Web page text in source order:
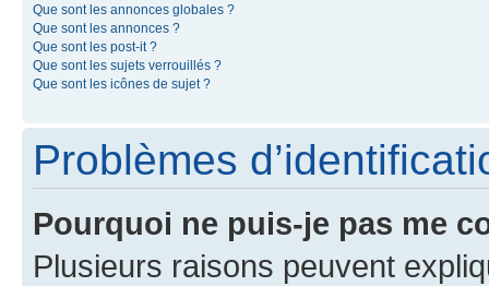
Que sont les annonces globales ?
Que sont les annonces ?
Que sont les post-it ?
Que sont les sujets verrouillés ?
Que sont les icônes de sujet ?
Problèmes
Pourquoi ne puis-je pas me
Plusieurs raisons peuvent